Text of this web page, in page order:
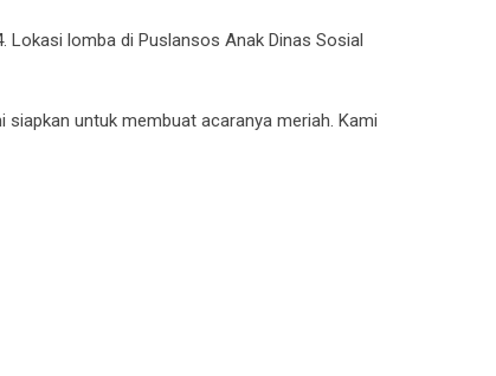
Lokasi lomba di Puslansos Anak Dinas Sosial
untuk membuat acaranya meriah. Kami